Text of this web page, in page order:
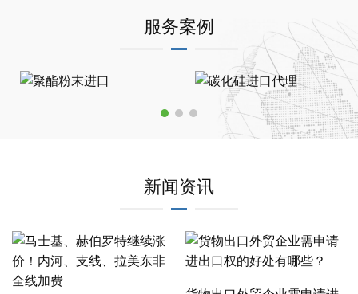
服务案例
新闻资讯